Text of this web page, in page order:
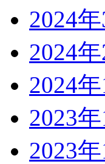
2024年
2024年
2024年
2023年
2023年